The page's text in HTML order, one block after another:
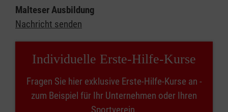
Malteser Ausbildung
Nachricht senden
Individuelle Erste-Hilfe-Kurse
Fragen Sie hier exklusive Erste-Hilfe-Kurse an -
zum Beispiel für Ihr Unternehmen oder Ihren